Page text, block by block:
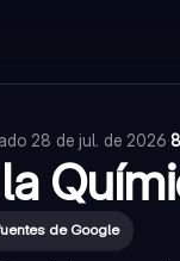
28 de jul. de 2026·
de Google